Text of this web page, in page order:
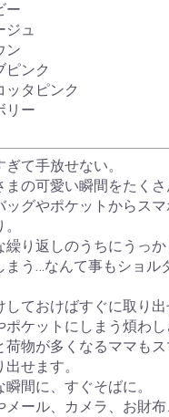
ー
ジュ
ン
ピンク
ッタピンク
リー
ぎて手放せない。
まの可愛い瞬間をたくさ
ッグやポケットからス
繰り返しのうちにうっ
まう…なんて事もショル
しておけばすぐに取り
ポケットにしまう煩わ
荷物が多くなるママも
せます。
瞬間に、すぐそばに。
メール、カメラ、お財